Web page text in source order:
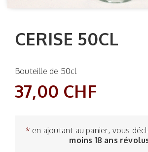
CERISE 50CL
Bouteille de 50cl
37,00 CHF
* en ajoutant au panier, vous
moins 18 ans